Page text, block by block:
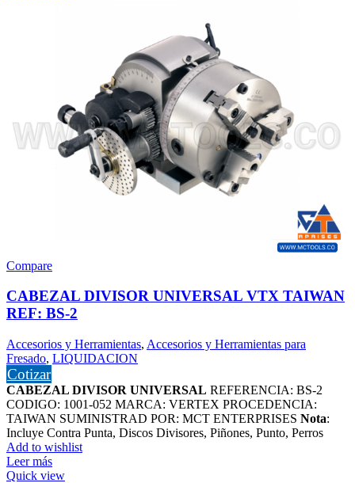
Compare
CABEZAL DIVISOR UNIVERSAL VTX TAIWAN
REF: BS-2
Accesorios y Herramientas, Accesorios y Herramientas para
Fresado, LIQUIDACION
Cotizar
CABEZAL DIVISOR UNIVERSAL REFERENCIA: BS-2
CODIGO: 1001-052 MARCA: VERTEX PROCEDENCIA:
TAIWAN SUMINISTRAD POR: MCT ENTERPRISES Nota:
Incluye Contra Punta, Discos Divisores, Piñones, Punto, Perros
Add to wishlist
Leer más
Quick view